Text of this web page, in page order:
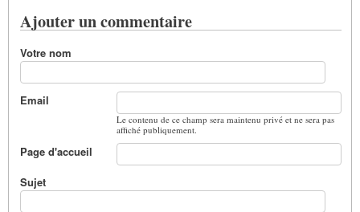
Ajouter un commentaire
Votre nom
Email
Le contenu de ce champ sera maintenu privé et ne sera pas
affiché publiquement.
Page d'accueil
Sujet